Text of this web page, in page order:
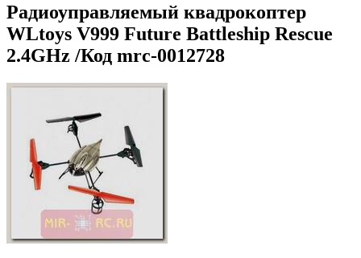
Радиоуправляемый квадрокоптер
WLtoys V999 Future Battleship Rescue
2.4GHz /Код mrc-0012728